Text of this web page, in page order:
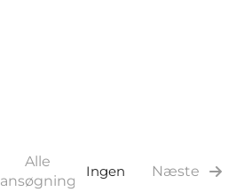
Alle
ansøgninger
Næste
Ingen